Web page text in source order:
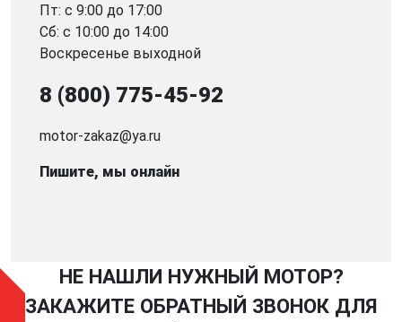
Пт: с 9:00 до 17:00
Сб: с 10:00 до 14:00
Воскресенье выходной
8 (800) 775-45-92
motor-zakaz@ya.ru
Пишите, мы онлайн
НЕ НАШЛИ НУЖНЫЙ МОТОР?
ЗАКАЖИТЕ ОБРАТНЫЙ ЗВОНОК ДЛЯ